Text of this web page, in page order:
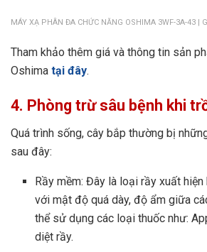
MÁY XẠ PHÂN ĐA CHỨC NĂNG OSHIMA 3WF-3A-43 |
Tham khảo thêm giá và thông tin sản
Oshima tại đây.
4. Phòng trừ sâu bệnh khi
Quá trình sống, cây bắp thường bị
sau đây:
Rầy mềm: Đây là loại rầy xuất
với mật độ quá dày, độ ẩm giữa
thể sử dụng các loại thuốc như:
diệt rầy.